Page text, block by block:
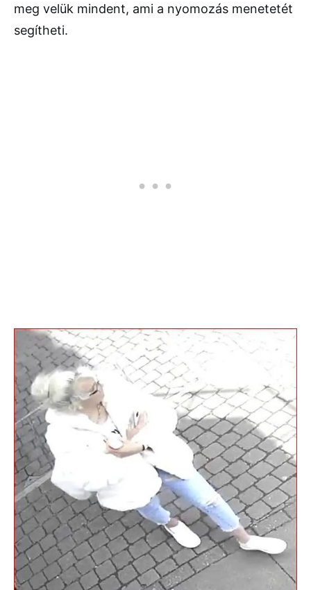
meg velük mindent, ami a nyomozás menetetét
segítheti.